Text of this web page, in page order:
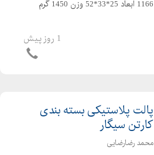
1166 ابعاد 25*33*52 وزن 1450 گرم
مرکبات،سبد ماست دبه ای،سبد خرما،
1 روز پیش
پالت پلاستیکی بسته بندی
کارتن سیگار
محمد رضارضایی